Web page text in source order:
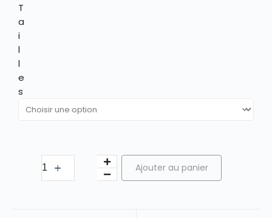
T
a
i
l
l
e
s
Ajouter au panier